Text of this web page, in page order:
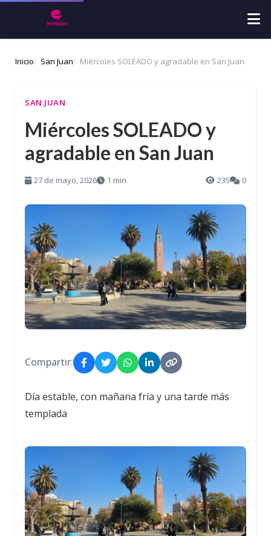
Inicio San Juan Miércoles SOLEADO y agradable en San Juan
SAN JUAN
Miércoles SOLEADO y
agradable en San Juan
27 de mayo, 2026 1 min 235 0
Compartir:
Día estable, con mañana fría y una tarde más
templada